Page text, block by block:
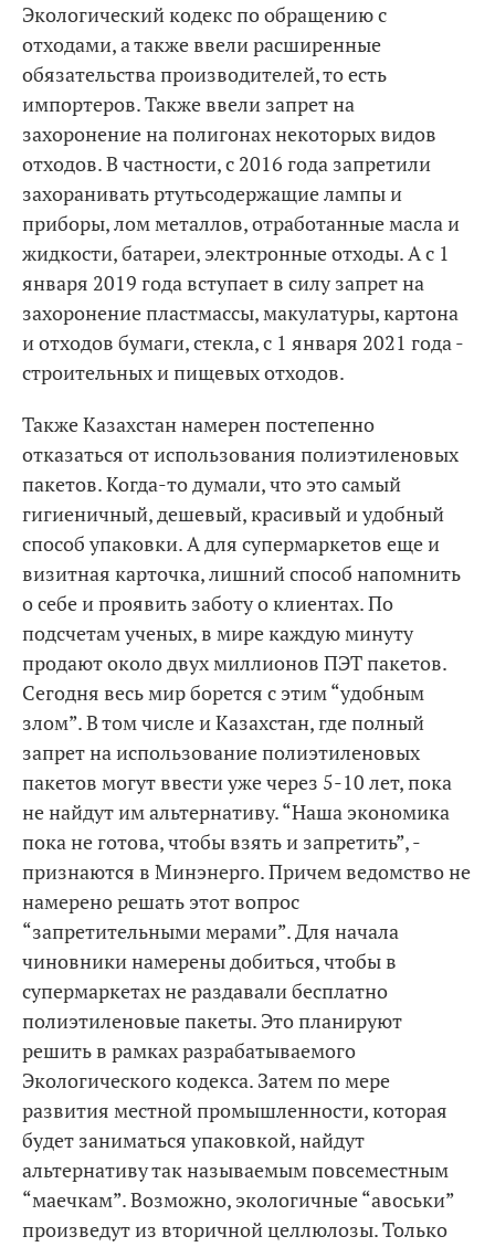
Экологический кодекс по обращению с
отходами, а также ввели расширенные
обязательства производителей, то есть
импортеров. Также ввели запрет на
захоронение на полигонах некоторых видов
отходов. В частности, с 2016 года запретили
захоранивать ртутьсодержащие лампы и
приборы, лом металлов, отработанные масла и
жидкости, батареи, электронные отходы. А с 1
января 2019 года вступает в силу запрет на
захоронение пластмассы, макулатуры, картона
и отходов бумаги, стекла, с 1 января 2021 года -
строительных и пищевых отходов.
Также Казахстан намерен постепенно
отказаться от использования полиэтиленовых
пакетов. Когда-то думали, что это самый
гигиеничный, дешевый, красивый и удобный
способ упаковки. А для супермаркетов еще и
визитная карточка, лишний способ напомнить
о себе и проявить заботу о клиентах. По
подсчетам ученых, в мире каждую минуту
продают около двух миллионов ПЭТ пакетов.
Сегодня весь мир борется с этим “удобным
злом”. В том числе и Казахстан, где полный
запрет на использование полиэтиленовых
пакетов могут ввести уже через 5-10 лет, пока
не найдут им альтернативу. “Наша экономика
пока не готова, чтобы взять и запретить”, -
признаются в Минэнерго. Причем ведомство не
намерено решать этот вопрос
“запретительными мерами”. Для начала
чиновники намерены добиться, чтобы в
супермаркетах не раздавали бесплатно
полиэтиленовые пакеты. Это планируют
решить в рамках разрабатываемого
Экологического кодекса. Затем по мере
развития местной промышленности, которая
будет заниматься упаковкой, найдут
альтернативу так называемым повсеместным
“маечкам”. Возможно, экологичные “авоськи”
произведут из вторичной целлюлозы. Только